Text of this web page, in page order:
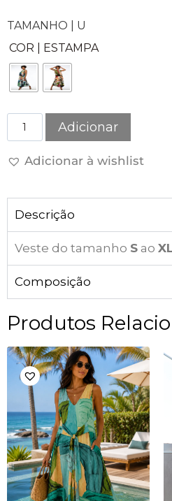
TAMANHO | U
COR | ESTAMPA
Adicionar
Adicionar à wishlist
Descrição
Veste do tamanho S ao
Composição
Produtos